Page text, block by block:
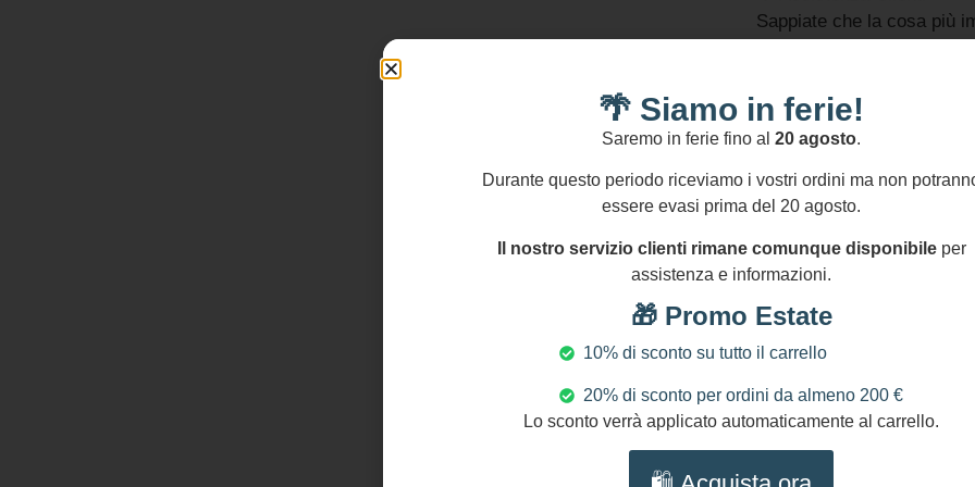
Sappiate che la cosa più
contenti e soddisfatti sia
nuovamente nel mio
durante ogni fase
anzi di contattarmi
🔔 FAQ
Per qualsiasi
dei gioielli e materiali
shop.
Grazie per avere visitato
In applicazione del GPSR
SIKELIACRAFT, contatto
Informazioni Aggiuntive
🌴 Siamo in ferie!
Saremo in ferie fino al 20 agosto.
Durante questo periodo riceviamo i vostri ordini ma non
essere evasi prima del 20 agosto.
Il nostro servizio clienti rimane comunque disponibileper
assistenza e informazioni.
🎁 Promo Estate
10% di sconto su tutto il carrello
20% di sconto per ordini da almeno 200 €
Lo sconto verrà applicato automaticamente al carrello.